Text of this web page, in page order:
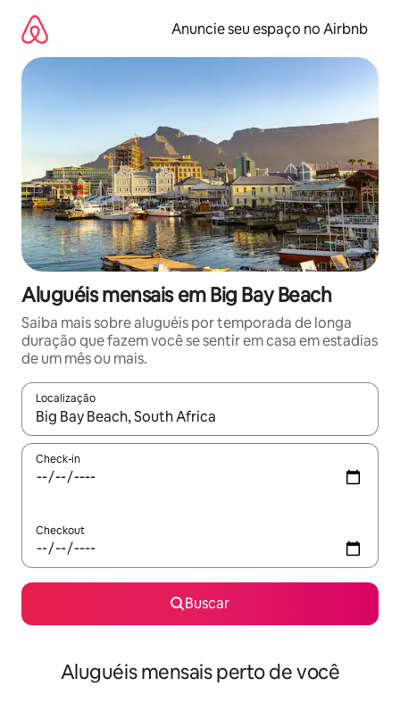
para
conteúdo
Anuncie seu espaço no Airbnb
Aluguéis mensais em Big Bay Beach
Saiba mais sobre aluguéis por temporada de longa
duração que fazem você se sentir em casa em estadias
de um mês ou mais.
Localização
Quando os resultados estiverem disponíveis, explore-os
Check-in
Checkout
Buscar
Aluguéis mensais perto de você